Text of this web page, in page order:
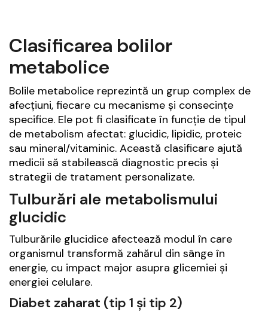
Clasificarea bolilor
metabolice
Bolile metabolice reprezintă un grup complex de
afecțiuni, fiecare cu mecanisme și consecințe
specifice. Ele pot fi clasificate în funcție de tipul
de metabolism afectat: glucidic, lipidic, proteic
sau mineral/vitaminic. Această clasificare ajută
medicii să stabilească diagnostic precis și
strategii de tratament personalizate.
Tulburări ale metabolismului
glucidic
Tulburările glucidice afectează modul în care
organismul transformă zahărul din sânge în
energie, cu impact major asupra glicemiei și
energiei celulare.
Diabet zaharat (tip 1 și tip 2)